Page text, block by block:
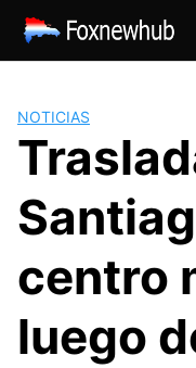
Saltar
contenido
NOTICIAS
centro
luego